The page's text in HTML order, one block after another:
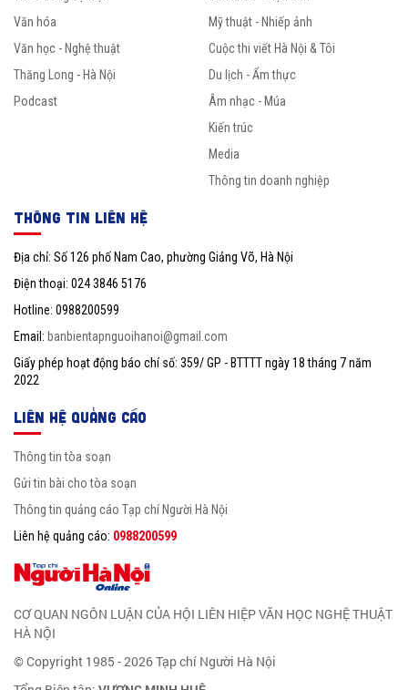
CƠ QUAN NGÔN LUẬN CỦA HỘI LIÊN HIỆP VĂN HỌC NGHỆ THUẬT
HÀ NỘI
© Copyright 1985 - 2026 Tạp chí Người Hà Nội
Văn hóa
Văn học - Nghệ thuật
Thăng Long - Hà Nội
Podcast
Mỹ thuật - Nhiếp ảnh
Cuộc thi viết Hà Nội & Tôi
Du lịch - Ẩm thực
Âm nhạc - Múa
Kiến trúc
Media
Thông tin doanh nghiệp
THÔNG TIN LIÊN HỆ
Địa chỉ: Số 126 phố Nam Cao, phường Giảng Võ, Hà Nội
Điện thoại: 024 3846 5176
Hotline: 0988200599
Email: banbientapnguoihanoi@gmail.com
Giấy phép hoạt động báo chí số: 359/ GP - BTTTT ngày 18 tháng 7 năm
2022
LIÊN HỆ QUẢNG CÁO
Thông tin tòa soạn
Gửi tin bài cho tòa soạn
Thông tin quảng cáo Tạp chí Người Hà Nội
Liên hệ quảng cáo: 0988200599